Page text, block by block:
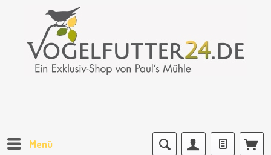
Menü